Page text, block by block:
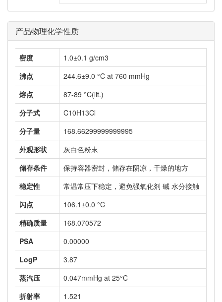
产品物理化学性质
密度
1.0±0.1 g/cm3
沸点
244.6±9.0 °C at 760 mmHg
熔点
87-89 °C(lit.)
分子式
C10H13Cl
分子量
168.66299999999995
外观形状
灰白色粉末
储存条件
保持容器密封，储存在阴凉，干燥的地方
稳定性
常温常压下稳定，避免强氧化剂 碱 水分接触
闪点
106.1±0.0 °C
精确质量
168.070572
PSA
0.00000
LogP
3.87
蒸汽压
0.047mmHg at 25°C
折射率
1.521